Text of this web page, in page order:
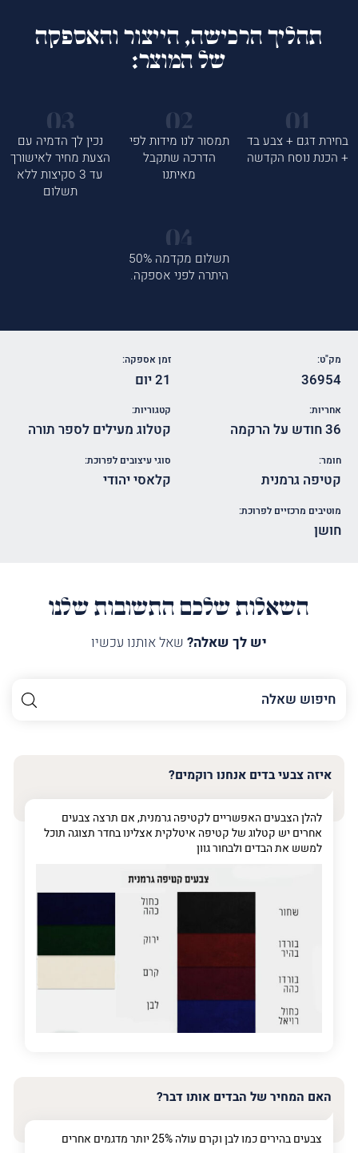
תהליך הרכישה, הייצור והאספקה
של המוצר:
בחירת דגם + צבע בד
+ הכנת נוסח הקדשה
תמסור לנו מידות לפי
הדרכה שתקבל
מאיתנו
נכין לך הדמיה עם
הצעת מחיר לאישורך
עד 3 סקיצות ללא
תשלום
תשלום מקדמה 50%
היתרה לפני אספקה.
מק"ט:
36954
זמן אספקה:
21 יום
אחריות:
36 חודש על הרקמה
קטגוריות:
קטלוג מעילים לספר תורה
חומר:
קטיפה גרמנית
סוגי עיצובים לפרוכת:
קלאסי יהודי
מוטיבים מרכזיים לפרוכת:
חושן
השאלות שלכם התשובות שלנו
יש לך שאלה? שאל אותנו עכשיו
השם
שלך
טלפון (חובה)
פרט על מה מדובר
איזה צבעי בדים אנחנו רוקמים?
להלן הצבעים האפשריים לקטיפה גרמנית, אם תרצה צבעים
אחרים יש קטלוג של קטיפה איטלקית אצלינו בחדר תצוגה תוכל
למשש את הבדים ולבחור גוון
האם המחיר של הבדים אותו דבר?
צבעים בהירים כמו לבן וקרם עולה 25% יותר מדגמים אחרים